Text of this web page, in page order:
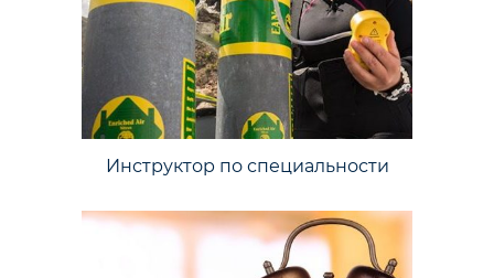
Инструктор по специальности